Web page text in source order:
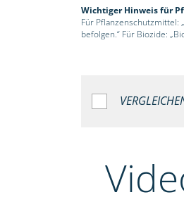
Wichtiger Hinweis für
Für Pflanzenschutzmittel:
befolgen.“ Für Biozide: